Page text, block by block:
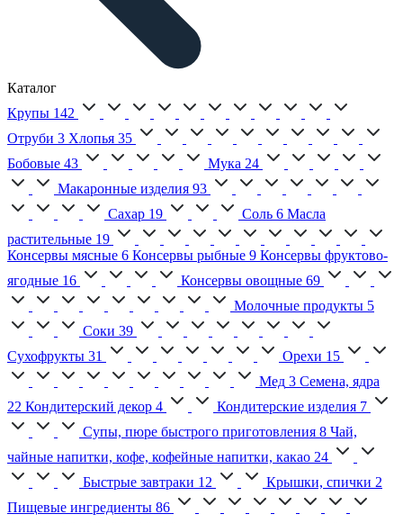
Каталог
Крупы 142
Отруби 3 Хлопья 35
Бобовые 43 Мука 24
Макаронные изделия 93
Сахар 19 Соль 6 Масла
растительные 19
Консервы мясные 6 Консервы рыбные 9 Консервы фруктово-
ягодные 16 Консервы овощные 69
Молочные продукты 5
Соки 39
Сухофрукты 31 Орехи 15
Мед 3 Семена, ядра
22 Кондитерский декор 4 Кондитерские изделия 7
Супы, пюре быстрого приготовления 8 Чай,
чайные напитки, кофе, кофейные напитки, какао 24
Быстрые завтраки 12 Крышки, спички 2
Пищевые ингредиенты 86